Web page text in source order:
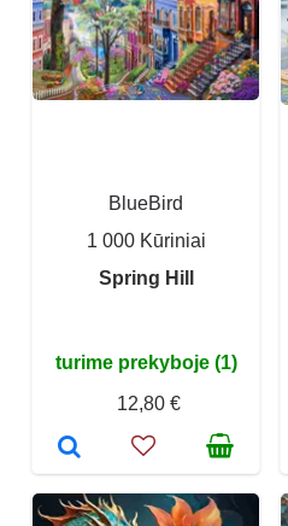
BlueBird
1 000 Kūriniai
Spring Hill
turime prekyboje (1)
12,80 €